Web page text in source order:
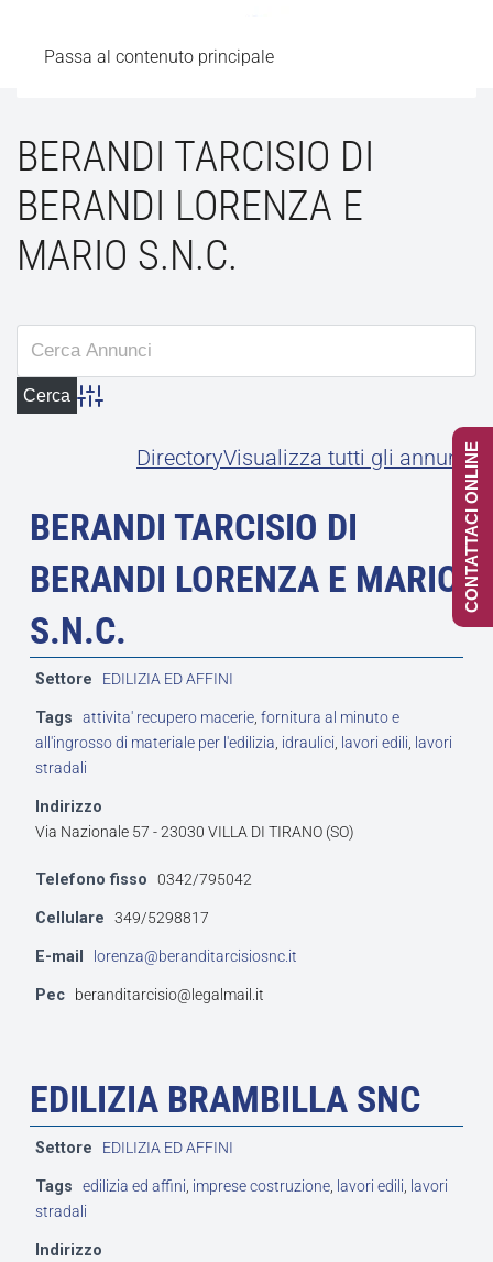
Passa al contenuto principale
BERANDI TARCISIO DI
BERANDI LORENZA E
MARIO S.N.C.
Advanced Search
DirectoryVisualizza tutti gli annunci
BERANDI TARCISIO DI
BERANDI LORENZA E MARIO
S.N.C.
Settore EDILIZIA ED AFFINI
Tags attivita' recupero macerie, fornitura al minuto e
all'ingrosso di materiale per l'edilizia, idraulici, lavori edili, lavori
stradali
Indirizzo
Via Nazionale 57 - 23030 VILLA DI TIRANO (SO)
Telefono fisso 0342/795042
Cellulare 349/5298817
E-mail lorenza@beranditarcisiosnc.it
Pec beranditarcisio@legalmail.it
EDILIZIA BRAMBILLA SNC
Settore EDILIZIA ED AFFINI
Tags edilizia ed affini, imprese costruzione, lavori edili, lavori
stradali
Indirizzo
CONTATTACI ONLINE